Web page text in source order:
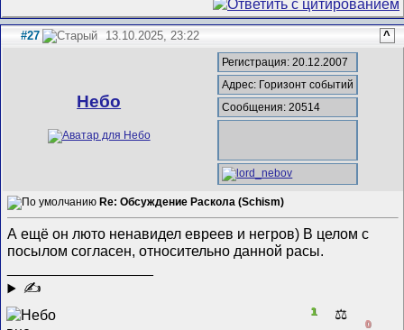
#27 13.10.2025, 23:22 ^
Небо
Регистрация: 20.12.2007
Адрес: Горизонт событий
Сообщения: 20514
Re: Обсуждение Раскола (Schism)
А ещё он люто ненавидел евреев и негров) В целом с
посылом согласен, относительно данной расы.
✍
1 ⚖️
0